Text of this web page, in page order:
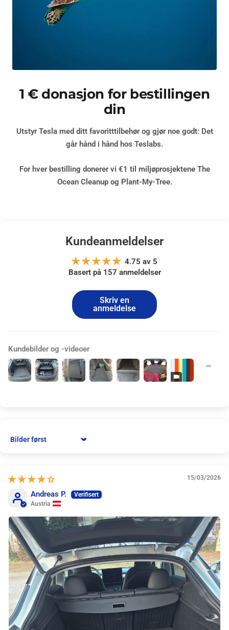
1 € donasjon for bestillingen
din
Utstyr Tesla med ditt favoritttilbehør og gjør noe godt: Det
går hånd i hånd hos Teslabs.
For hver bestilling donerer vi €1 til miljøprosjektene The
Ocean Cleanupog Plant-My-Tree.
Kundeanmeldelser
4.75 av 5
Basert på 157 anmeldelser
Skriv en
anmeldelse
Kundebilder og -videoer
Sort by
15/03/2026
Andreas P.
Austria